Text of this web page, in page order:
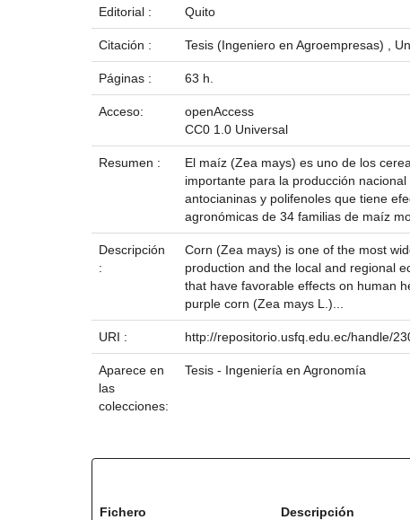
Editorial : Quito
Citación : Tesis (Ingeniero en Agroempresas) ,
Páginas : 63 h.
Acceso:
openAccess
CC0 1.0 Universal
Resumen :
El maíz (Zea mays) es uno de los
importante para la producción
antocianinas y polifenoles que tiene
agronómicas de 34 familias de maíz
Descripción
:
Corn (Zea mays) is one of the most
production and the local and regional
that have favorable effects on human
purple corn (Zea mays L.)...
URI : http://repositorio.usfq.edu.ec/handle/
Aparece en
las
colecciones:
Tesis - Ingeniería en Agronomía
Fichero Descripción